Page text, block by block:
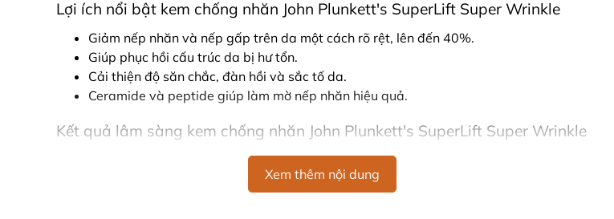
Lợi ích nổi bật kem chống nhăn John Plunkett's SuperLift Super Wrinkle
Giảm nếp nhăn và nếp gấp trên da một cách rõ rệt, lên đến 40%.
Giúp phục hồi cấu trúc da bị hư tổn.
Cải thiện độ săn chắc, đàn hồi và sắc tố da.
Ceramide và peptide giúp làm mờ nếp nhăn hiệu quả.
Kết quả lâm sàng kem chống nhăn John Plunkett's SuperLift Super Wrinkle
Xem thêm nội dung